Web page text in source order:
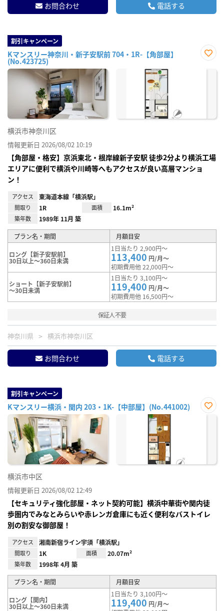
お問合わせ 電話する
割引キャンペーン
Kマンスリー神奈川・新子安駅前 704・1R-【角部屋】
(No.423725)
に入
横浜市神奈川区
情報更新日 2026/08/02 10:19
【角部屋・格安】京浜東北・根岸線新子安駅 徒歩2分より横浜工場
エリアに便利で横浜や川崎等へもアクセスが良い高層マンショ
ン！
アクセス 東海道本線「横浜駅」
間取り 1R 面積 16.1m²
築年数 1989年 11月 築
プラン名・期間 月額目安
ロング【新子安駅前】
30日以上～360日未満
1日当たり 2,900円～
113,400 円/月～
初期費用他 22,000円～
ショート【新子安駅前】
～30日未満
1日当たり 3,100円～
119,400 円/月～
初期費用他 16,500円～
保証人不要
神奈川県 横浜市神奈川区
お問合わせ 電話する
割引キャンペーン
Kマンスリー横浜・関内 203・1K-【中部屋】(No.441002)
お気
横浜市中区
情報更新日 2026/08/02 12:49
【セキュリティ強化部屋・ネット契約可能】横浜中華街や関内徒
歩圏内でみなとみらいや赤レンガ倉庫にも近く便利なバストイレ
別の割安な御部屋！
アクセス 湘南新宿ライン宇須「横浜駅」
間取り 1K 面積 20.07m²
築年数 1998年 4月 築
プラン名・期間 月額目安
ロング【関内】
30日以上～360日未満
1日当たり 3,100円～
119,400 円/月～